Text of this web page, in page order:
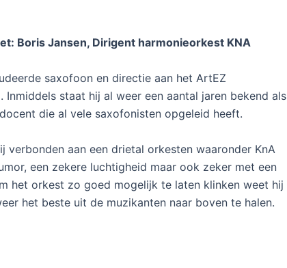
Boris Jansen, Dirigent harmonieorkest KNA
saxofoon en directie aan het ArtEZ
Inmiddels staat hij al weer een aantal jaren bekend als
die al vele saxofonisten opgeleid heeft.
verbonden aan een drietal orkesten waaronder KnA
een zekere luchtigheid maar ook zeker met een
het orkest zo goed mogelijk te laten klinken weet hij
het beste uit de muzikanten naar boven te halen.